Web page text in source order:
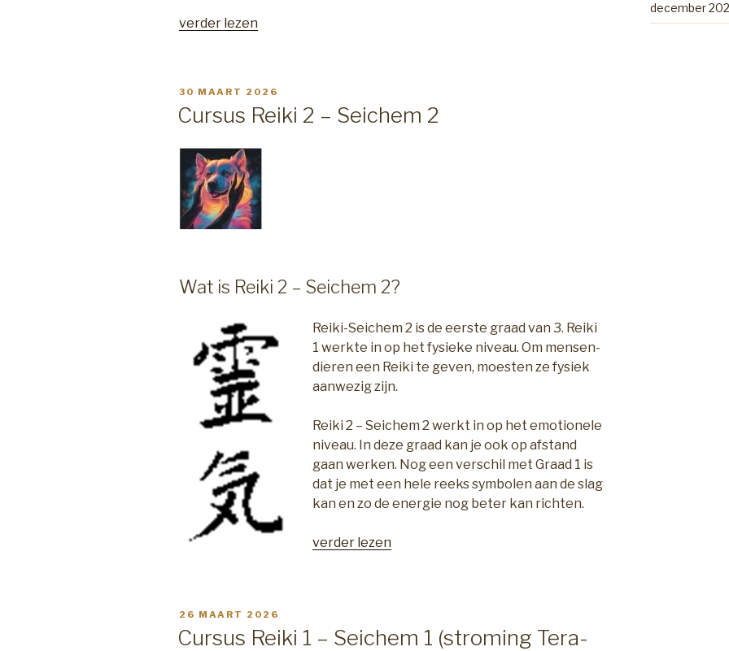
“Cursus
(Master
Practioner)”
verder lezen
GEPLAATST
30 MAART 2026
Cursus Reiki 2 – Seichem 2
Wat is Reiki 2 – Seichem 2?
Reiki-Seichem 2 is de eerste graad van 3. Reiki
1 werkte in op het fysieke niveau. Om mensen-
dieren een Reiki te geven, moesten ze fysiek
aanwezig zijn.
Reiki 2 – Seichem 2 werkt in op het emotionele
niveau. In deze graad kan je ook op afstand
gaan werken. Nog een verschil met Graad 1 is
dat je met een hele reeks symbolen aan de slag
kan en zo de energie nog beter kan richten.
“Cursus
2”
verder lezen
GEPLAATST
26 MAART 2026
Cursus Reiki 1 – Seichem 1 (stroming Tera-
december